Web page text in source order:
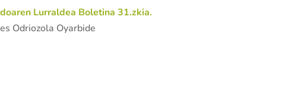
Lurraldea Boletina 31.zkia.
Odriozola Oyarbide